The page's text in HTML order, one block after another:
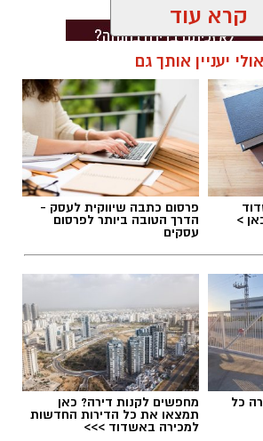
החדש שתומך בישראל הקשיבו
הרשמי
קרא עוד
אולי יעניין אותך גם
>
פרסום כתבה שיווקית לעסק -
הדרך הטובה ביותר לפרסום
עסקים
כל מחפשים לקנות דירה? כאן
תמצאו את כל הדירות החדשות
למכירה באשדוד >>>